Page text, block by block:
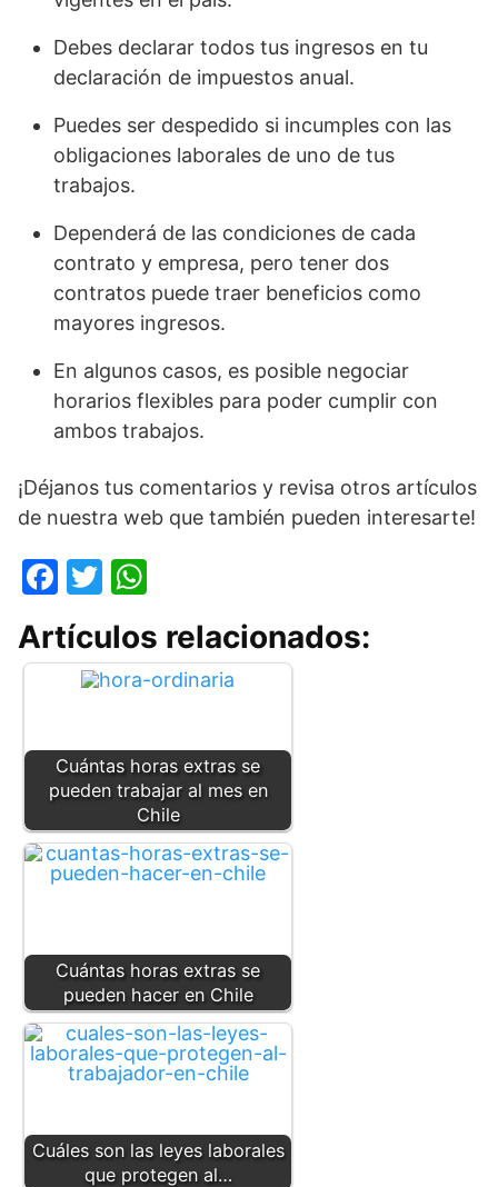
Debes declarar todos tus ingresos en tu
declaración de impuestos anual.
Puedes ser despedido si incumples con las
obligaciones laborales de uno de tus
trabajos.
Dependerá de las condiciones de cada
contrato y empresa, pero tener dos
contratos puede traer beneficios como
mayores ingresos.
En algunos casos, es posible negociar
horarios flexibles para poder cumplir con
ambos trabajos.
¡Déjanos tus comentarios y revisa otros artículos
de nuestra web que también pueden interesarte!
F
c
o
o
k
T
itt
er
at
s
p
p
Artículos relacionados:
Cuántas horas extras se
pueden trabajar al mes en
Chile
Cuántas horas extras se
pueden hacer en Chile
Cuáles son las leyes laborales
que protegen al…